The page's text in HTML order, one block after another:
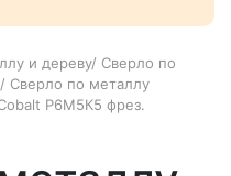
и дереву/ Сверло по
/ Сверло по металлу
Р6М5К5 фрез.